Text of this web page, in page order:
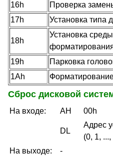
16h
Проверка
17h
Установка типа
18h
Установка
19h
Парковка
1Ah
Сброс дисковой
На входе: AH 00h
DL
Адрес
(0, 1,
На выходе:
-